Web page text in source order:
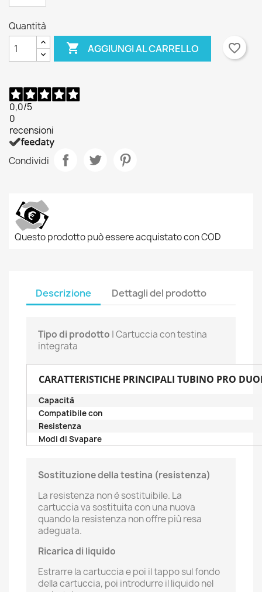
Quantità
 AGGIUNGI AL CARRELLO favorite_border
0,0/5
0
recensioni
Condividi
Questo prodotto può essere acquistato con COD
Descrizione Dettagli del prodotto
Tipo di prodotto | Cartuccia con testina
integrata
CARATTERISTICHE PRINCIPALI TUBINO PRO
Capacità
Compatibile con
Resistenza
Modi di Svapare
Sostituzione della testina (resistenza)
La resistenza non è sostituibile. La
cartuccia va sostituita con una nuova
quando la resistenza non offre più resa
adeguata.
Ricarica di liquido
Estrarre la cartuccia e poi il tappo sul fondo
della cartuccia, poi introdurre il liquido nel